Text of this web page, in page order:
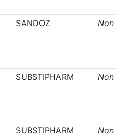
SANDOZ Non
SUBSTIPHARM Non
SUBSTIPHARM Non